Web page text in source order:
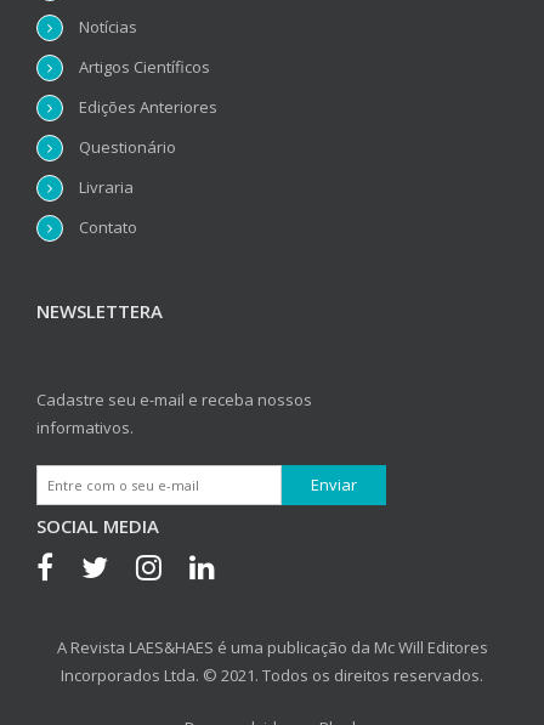
Notícias
Artigos Científicos
Edições Anteriores
Questionário
Livraria
Contato
NEWSLETTERA
Cadastre seu e-mail e receba nossos
informativos.
SOCIAL MEDIA
A Revista LAES&HAES é uma publicação da Mc Will Editores
Incorporados Ltda. © 2021. Todos os direitos reservados.